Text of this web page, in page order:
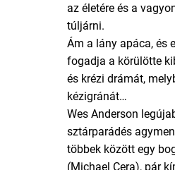
az életére és a
túljárni.
Ám a lány apáca, és
fogadja a körülötte
és krézi drámát,
kézigránát…
Wes Anderson
sztárparádés
többek között egy
(Michael Cera), pár